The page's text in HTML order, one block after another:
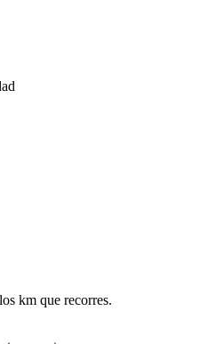
km que recorres.